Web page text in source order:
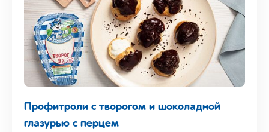
Профитроли с творогом и шоколадной
глазурью с перцем